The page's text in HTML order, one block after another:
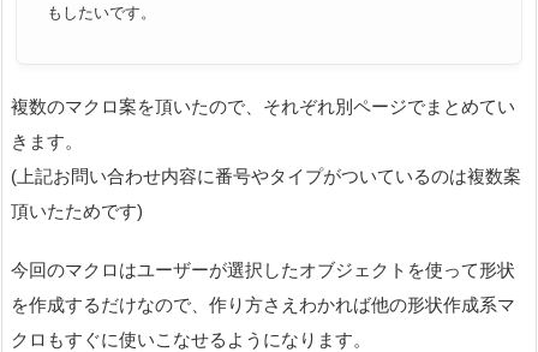
もしたいです。
複数のマクロ案を頂いたので、それぞれ別ページでまとめてい
きます。
(上記お問い合わせ内容に番号やタイプがついているのは複数案
頂いたためです)
今回のマクロはユーザーが選択したオブジェクトを使って形状
を作成するだけなので、作り方さえわかれば他の形状作成系マ
クロもすぐに使いこなせるようになります。